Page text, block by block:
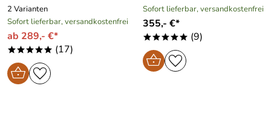
2 Varianten
Sofort lieferbar, versandkostenfrei
ab 289,- €*
***** (17)
Sofort lieferbar, versandkostenfrei
355,- €*
***** (9)